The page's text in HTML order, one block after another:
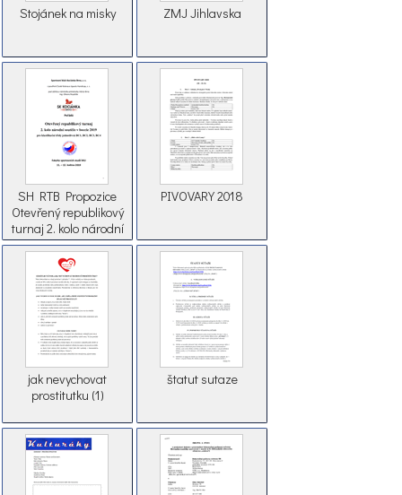
Stojánek na misky ZMJ Jihlavska
SH RTB Propozice
Otevřený republikový
turnaj 2. kolo národní
soutěže 2019 BR final
(1)
PIVOVARY 2018
jak nevychovat
prostitutku (1)
štatut sutaze